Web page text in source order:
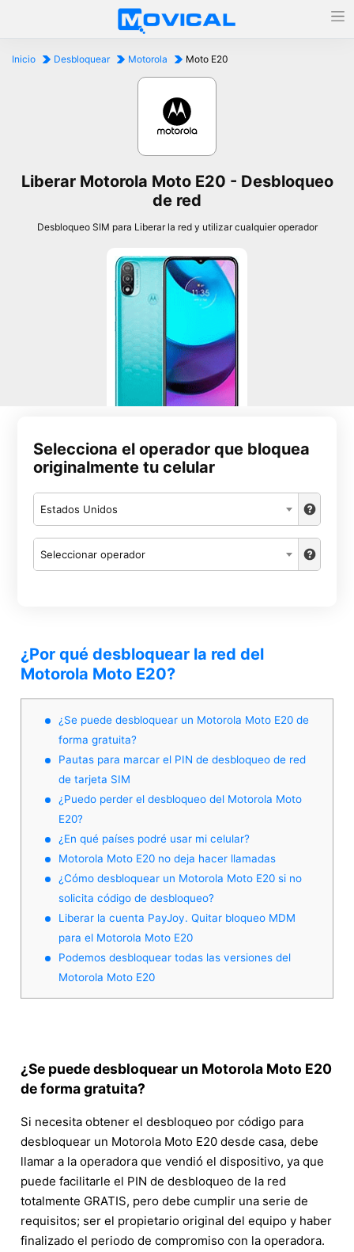
Inicio Desbloquear Motorola Moto E20
Liberar Motorola Moto E20 - Desbloqueo
de red
Desbloqueo SIM para Liberar la red y utilizar cualquier operador
Selecciona el operador que bloquea
originalmente tu celular
Estados Unidos
Seleccionar operador
¿Por qué desbloquear la red del
Motorola Moto E20?
¿Se puede desbloquear un Motorola Moto E20 de
forma gratuita?
Pautas para marcar el PIN de desbloqueo de red
de tarjeta SIM
¿Puedo perder el desbloqueo del Motorola Moto
E20?
¿En qué países podré usar mi celular?
Motorola Moto E20 no deja hacer llamadas
¿Cómo desbloquear un Motorola Moto E20 si no
solicita código de desbloqueo?
Liberar la cuenta PayJoy. Quitar bloqueo MDM
para el Motorola Moto E20
Podemos desbloquear todas las versiones del
Motorola Moto E20
¿Se puede desbloquear un Motorola Moto E20
de forma gratuita?
Si necesita obtener el desbloqueo por código para
desbloquear un Motorola Moto E20 desde casa, debe
llamar a la operadora que vendió el dispositivo, ya que
puede facilitarle el PIN de desbloqueo de la red
totalmente GRATIS, pero debe cumplir una serie de
requisitos; ser el propietario original del equipo y haber
finalizado el periodo de compromiso con la operadora.